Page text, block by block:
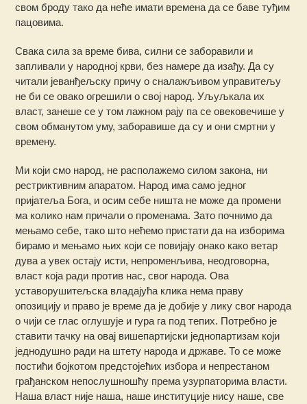
свом броду тако да неће имати времена да се баве туђим
пацовима.
Свака сила за време бива, силни се заборавили и
запливали у народној крви, без намере да изађу. Да су
читали јеванђељску причу о сналажљивом управитељу
не би се овако огрешили о свој народ. Уљуљкала их
власт, занеше се у том лажном рају па се овековечише у
свом обманутом уму, заборавише да су и они смртни у
времену.
Ми који смо народ, не располажемо силом закона, ни
рестриктивним апаратом. Народ има само једног
пријатеља Бога, и осим себе ништа не може да промени
ма колико нам причали о променама. Зато почнимо да
мењамо себе, тако што нећемо пристати да на изборима
бирамо и мењамо њих који се повијају онако како ветар
дува а увек остају исти, непроменљива, неодговорна,
власт која ради против нас, свог народа. Ова
уставорушитељска владајућа клика нема праву
опозицију и право је време да је добије у лику свог народа
о чији се глас оглушује и гура га под тепих. Потребно је
ставити тачку на овај вишепартијски једнопартизам који
једнодушно ради на штету народа и државе. То се може
постићи бојкотом предстојећих избора и непрестаном
грађанском непослушношћу према узурпаторима власти.
Наша власт није наша, наше институције нису наше, све